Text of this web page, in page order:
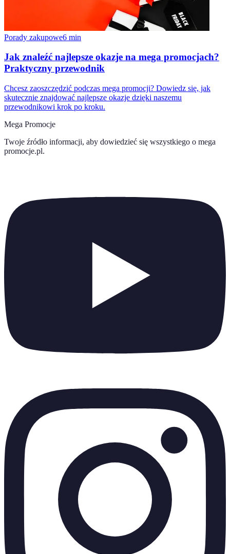
Porady zakupowe6 min
Jak znaleźć najlepsze okazje na mega promocjach?
Praktyczny przewodnik
Chcesz zaoszczędzić podczas mega promocji? Dowiedz się, jak
skutecznie znajdować najlepsze okazje dzięki naszemu
przewodnikowi krok po kroku.
Mega Promocje
Twoje źródło informacji, aby dowiedzieć się wszystkiego o mega
promocje.pl.